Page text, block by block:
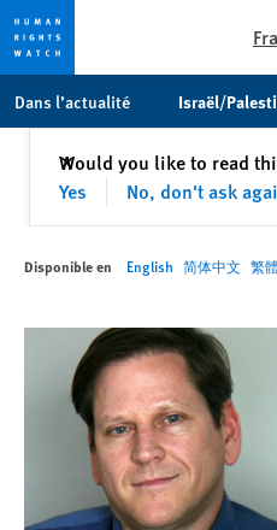
toto
content
Dans l’actualité Israël/
Would you like to read
Yes
No, don't ask
✕Fermer
Disponible en English 简体中文 繁